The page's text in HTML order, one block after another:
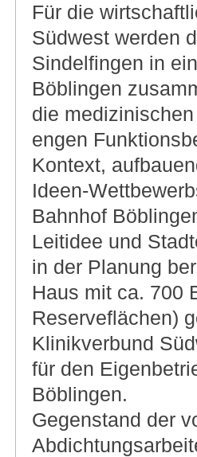
Für die
Südwest werden
Sindelfingen in
Böblingen
die
engen
Kontext,
Ideen-
Bahnhof
Leitidee und
in der Planung
Haus mit ca. 700
Reserveflächen)
Klinikverbund
für den
Böblingen.
Gegenstand der